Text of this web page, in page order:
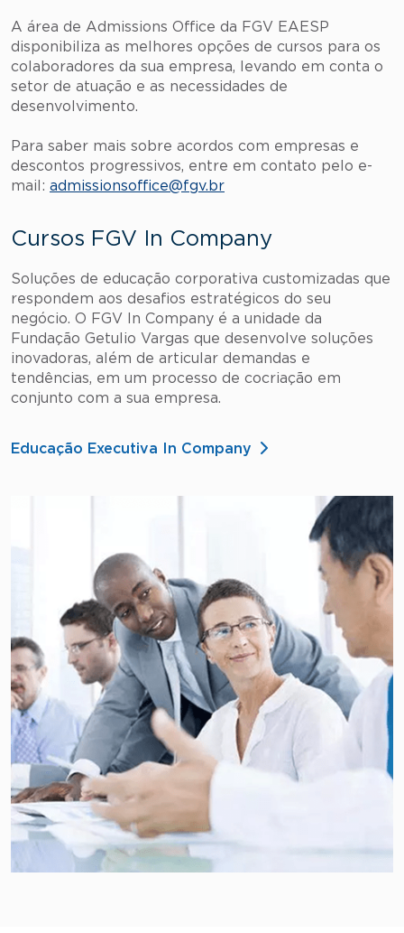
A área de Admissions Office da FGV EAESP
disponibiliza as melhores opções de cursos para os
colaboradores da sua empresa, levando em conta o
setor de atuação e as necessidades de
desenvolvimento.
Para saber mais sobre acordos com empresas e
descontos progressivos, entre em contato pelo e-
mail: admissionsoffice@fgv.br
Cursos FGV In Company
Soluções de educação corporativa customizadas que
respondem aos desafios estratégicos do seu
negócio. O FGV In Company é a unidade da
Fundação Getulio Vargas que desenvolve soluções
inovadoras, além de articular demandas e
tendências, em um processo de cocriação em
conjunto com a sua empresa.
Educação Executiva In Company